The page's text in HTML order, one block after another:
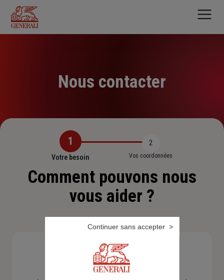
contenu
principal
Nous contacter
1
Votre besoin
2
Vos coordonnées
Comment pouvons nous
vous aider ?
Besoin d'une assistance
Continuer sans accepter